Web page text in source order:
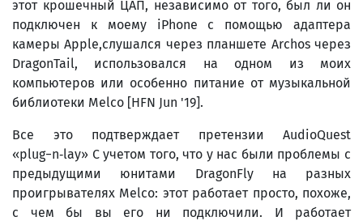
этот крошечный ЦАП, независимо от того, был ли он
подключен к моему iPhone с помощью адаптера
камеры Apple,слушался через планшете Archos через
DragonTail, использовался на одном из моих
компьютеров или особенно питание от музыкальной
библиотеки Melco [HFN Jun '19].
Все это подтверждает претензии AudioQuest
«plug−n‑lay» С учетом того, что у нас были проблемы с
предыдущими юнитами DragonFly на разных
проигрывателях Melco: этот работает просто, похоже,
с чем бы вы его ни подключили. И работает